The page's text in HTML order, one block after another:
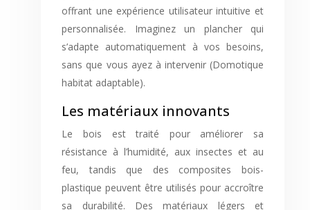
offrant une expérience utilisateur intuitive et
personnalisée. Imaginez un plancher qui
s’adapte automatiquement à vos besoins,
sans que vous ayez à intervenir (Domotique
habitat adaptable).
Les matériaux innovants
Le bois est traité pour améliorer sa
résistance à l’humidité, aux insectes et au
feu, tandis que des composites bois-
plastique peuvent être utilisés pour accroître
sa durabilité. Des matériaux légers et